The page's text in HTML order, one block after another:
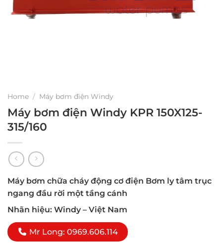
Home / Máy bơm điện Windy
Máy bơm điện Windy KPR 150X125-
315/160
Máy bơm chữa cháy động cơ điện Bơm ly tâm trục
ngang đầu rời một tầng cánh
Nhãn hiệu: Windy – Việt Nam
Mr Long: 0969.606.114